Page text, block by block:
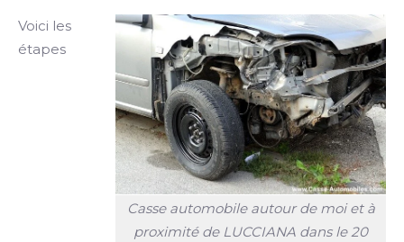
Casse automobile autour de moi et à
proximité de LUCCIANA dans le 20
Voici les
étapes